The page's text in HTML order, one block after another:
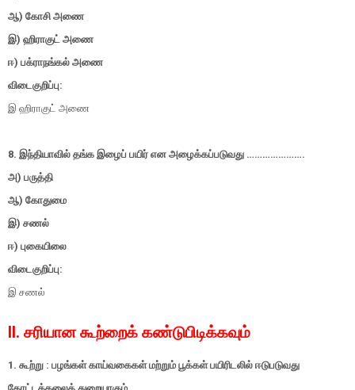
ஆ) கோசி அணை
இ) ஹிராகுட் அணை
ஈ) பக்ராநங்கல் அணை
விடைகுறிப்பு:
இ ஹிராகுட் அணை
8. இந்தியாவில் தங்க இழைப் பயிர் என அழைக்கப்படுவது ………………….
அ) பருத்தி
ஆ) கோதுமை
இ) சணல்
ஈ) புகையிலை
விடைகுறிப்பு:
இ சணல்
II. சரியான கூற்றைக் கண்டுபிடிக்கவும்
1. கூற்று : பழங்கள் காய்வகைகள் மற்றும் பூக்கள் பயிரிடலில் ஈடுபடுவது